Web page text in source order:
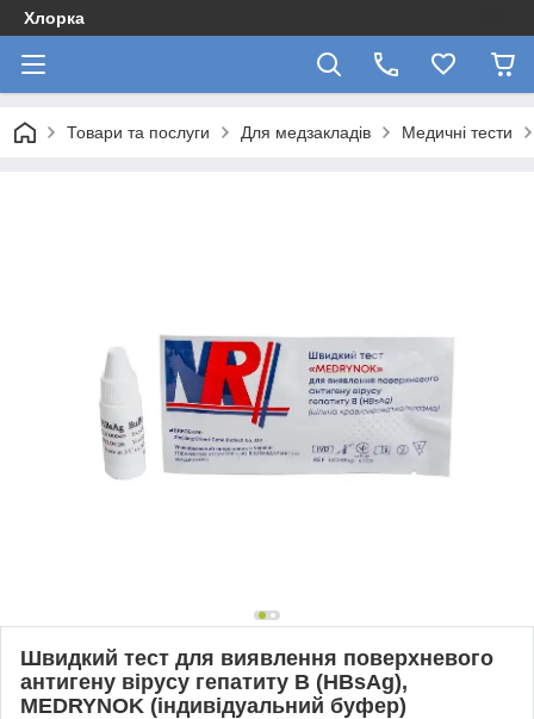
Хлорка
Товари та послуги Для медзакладів Медичні тести
Швидкий тест для виявлення поверхневого
антигену вірусу гепатиту В (НВsАg),
MEDRYNOK (індивідуальний буфер)